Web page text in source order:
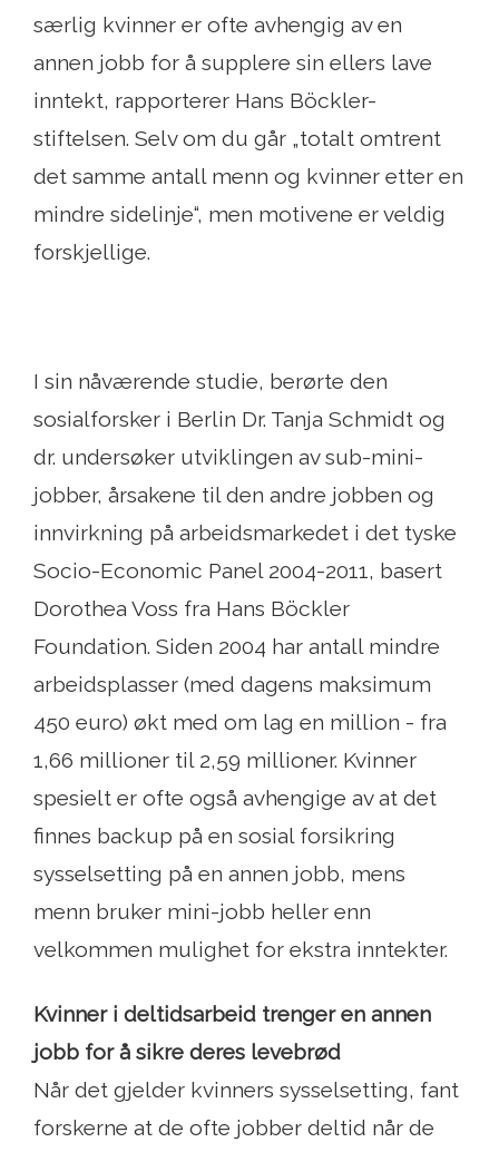
særlig kvinner er ofte avhengig av en
annen jobb for å supplere sin ellers lave
inntekt, rapporterer Hans Böckler-
stiftelsen. Selv om du går „totalt omtrent
det samme antall menn og kvinner etter en
mindre sidelinje“, men motivene er veldig
forskjellige.
I sin nåværende studie, berørte den
sosialforsker i Berlin Dr. Tanja Schmidt og
dr. undersøker utviklingen av sub-mini-
jobber, årsakene til den andre jobben og
innvirkning på arbeidsmarkedet i det tyske
Socio-Economic Panel 2004-2011, basert
Dorothea Voss fra Hans Böckler
Foundation. Siden 2004 har antall mindre
arbeidsplasser (med dagens maksimum
450 euro) økt med om lag en million - fra
1,66 millioner til 2,59 millioner. Kvinner
spesielt er ofte også avhengige av at det
finnes backup på en sosial forsikring
sysselsetting på en annen jobb, mens
menn bruker mini-jobb heller enn
velkommen mulighet for ekstra inntekter.
Kvinner i deltidsarbeid trenger en annen
jobb for å sikre deres levebrød
Når det gjelder kvinners sysselsetting, fant
forskerne at de ofte jobber deltid når de